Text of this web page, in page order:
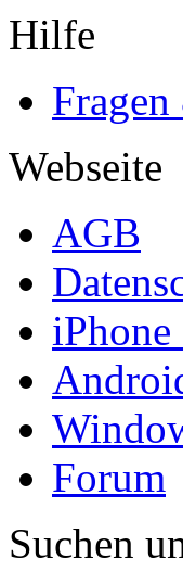
Hilfe
Webseite
AGB
Forum
Suchen